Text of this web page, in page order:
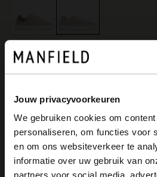
Jouw privacyvoorkeuren
We gebruiken cookies om
personaliseren, om functies voor
en om ons websiteverkeer te
informatie over uw gebruik van
Produktbeschreibung
Hellgraue Sneaker aus
Marke Manfield. Die
View this website